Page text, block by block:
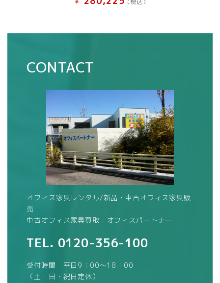
(税込）
CONTACT
オフィス家具レンタル/新品・中古オフィス家具販
売
中古オフィス家具買取 オフィスパートナー
TEL. 0120-356-100
受付時間 平日9：00～18：00
（土・日・祝日定休）